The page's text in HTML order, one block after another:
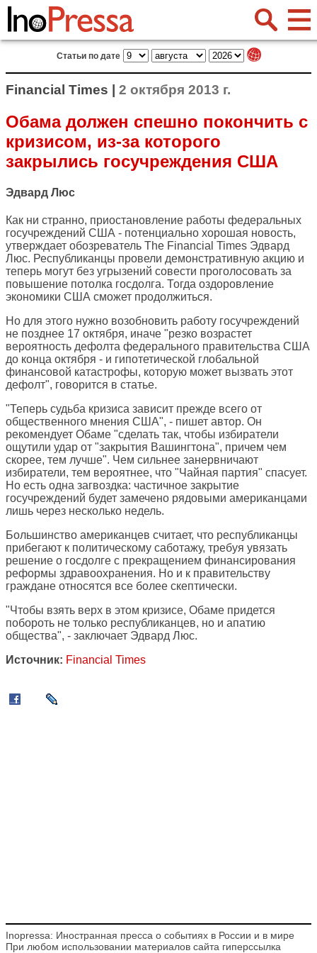
Статьи по дате
Financial Times | 2 октября 2013 г.
Обама должен спешно покончить с
кризисом, из-за которого
закрылись госучреждения США
Эдвард Люс
Как ни странно, приостановление работы федеральных
госучреждений США - потенциально хорошая новость,
утверждает обозреватель The Financial Times Эдвард
Люс. Республиканцы провели демонстративную акцию и
теперь могут без угрызений совести проголосовать за
повышение потолка госдолга. Тогда оздоровление
экономики США сможет продолжиться.
Но для этого нужно возобновить работу госучреждений
не позднее 17 октября, иначе "резко возрастет
вероятность дефолта федерального правительства США
до конца октября - и гипотетической глобальной
финансовой катастрофы, которую может вызвать этот
дефолт", говорится в статье.
"Теперь судьба кризиса зависит прежде всего от
общественного мнения США", - пишет автор. Он
рекомендует Обаме "сделать так, чтобы избиратели
ощутили удар от "закрытия Вашингтона", причем чем
скорее, тем лучше". Чем сильнее занервничают
избиратели, тем вероятнее, что "Чайная партия" спасует.
Но есть одна загвоздка: частичное закрытие
госучреждений будет замечено рядовыми американцами
лишь через несколько недель.
Большинство американцев считает, что республиканцы
прибегают к политическому саботажу, требуя увязать
решение о госдолге с прекращением финансирования
реформы здравоохранения. Но и к правительству
граждане относятся все более скептически.
"Чтобы взять верх в этом кризисе, Обаме придется
побороть не только республиканцев, но и апатию
общества", - заключает Эдвард Люс.
Источник: Financial Times
Inopressa: Иностранная пресса о событиях в России и в мире
При любом использовании материалов сайта гиперссылка